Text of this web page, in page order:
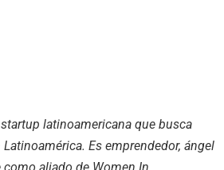
latinoamericana que busca
Es emprendedor, ángel